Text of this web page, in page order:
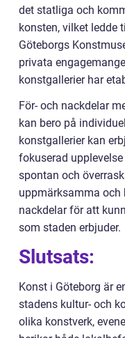
det statliga och
konsten, vilket ledde
Göteborgs
privata
konstgallerier har
För- och nackdelar
kan bero på
konstgallerier kan
fokuserad
spontan och
uppmärksamma och
nackdelar för att
som staden erbjuder.
Slutsats:
Konst i Göteborg är
stadens kultur- och
olika konstverk,